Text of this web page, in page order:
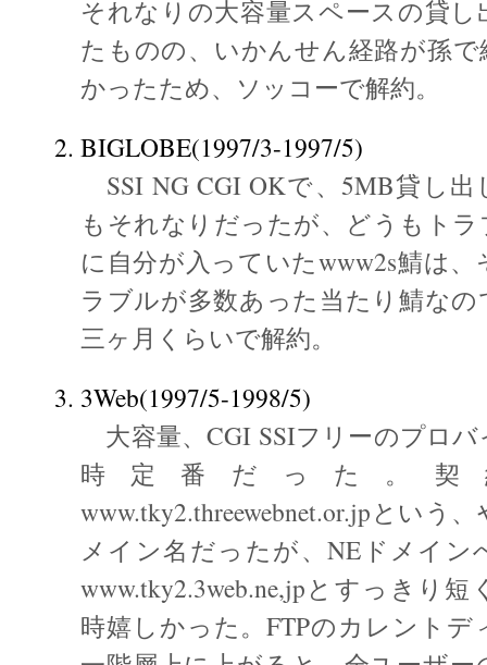
それなりの大容量スペースの貸
たものの、いかんせん経路が孫
かったため、ソッコーで解約。
BIGLOBE(1997/3-1997/5)
SSI NG CGI OKで、5MB貸し出
もそれなりだったが、どうもト
に自分が入っていたwww2s鯖は
ラブルが多数あった当たり鯖な
三ヶ月くらいで解約。
3Web(1997/5-1998/5)
大容量、CGI SSIフリーのプロ
時定番だった。契
www.tky2.threewebnet.or.jpという
メイン名だったが、NEドメイン
www.tky2.3web.ne,jpとすっきり
時嬉しかった。FTPのカレントデ